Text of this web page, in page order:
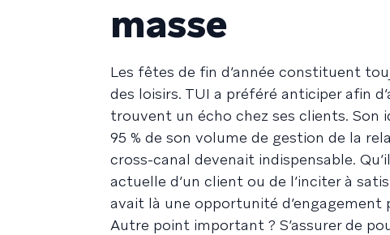
masse
Les fêtes de fin d’année constituent
des loisirs. TUI a préféré anticiper afin
trouvent un écho chez ses clients. Son
95 % de son volume de gestion de la
cross-canal devenait indispensable.
actuelle d’un client ou de l’inciter à
avait là une opportunité d’engagement
Autre point important ? S’assurer de